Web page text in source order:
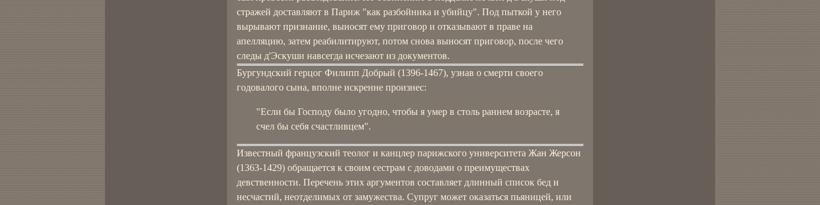
стражей доставляют в Париж "как разбойника и убийцу". Под пыткой у него
вырывают признание, выносят ему приговор и отказывают в праве на
апелляцию, затем реабилитируют, потом снова выносят приговор, после чего
следы д'Эскуши навсегда исчезают из документов.
Бургундский герцог Филипп Добрый (1396-1467), узнав о смерти своего
годовалого сына, вполне искренне произнес:
"Если бы Господу было угодно, чтобы я умер в столь раннем возрасте, я
счел бы себя счастливцем".
Известный французский теолог и канцлер парижского университета Жан Жерсон
(1363-1429) обращается к своим сестрам с доводами о преимуществах
девственности. Перечень этих аргументов составляет длинный список бед и
несчастий, неотделимых от замужества. Супруг может оказаться пьяницей, или